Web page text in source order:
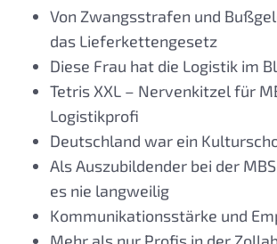
Von Zwangsstrafen und
das Lieferkettengesetz
Diese Frau hat die Logistik im
Tetris XXL – Nervenkitzel für
Logistikprofi
Deutschland war ein
Als Auszubildender bei der
es nie langweilig
Kommunikationsstärke und